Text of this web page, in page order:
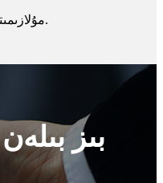
5. OEM مۇلازىمىتى، خاسلاشتۇرۇلغان لايىھە.
بىز